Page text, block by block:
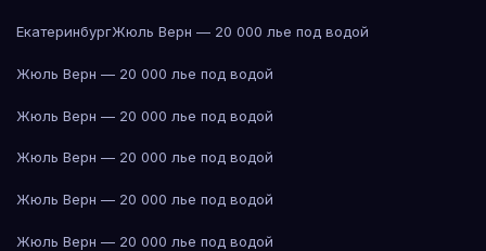
ЕкатеринбургЖюль Верн — 20 000 лье под водой
Жюль Верн — 20 000 лье под водой
Жюль Верн — 20 000 лье под водой
Жюль Верн — 20 000 лье под водой
Жюль Верн — 20 000 лье под водой
Жюль Верн — 20 000 лье под водой